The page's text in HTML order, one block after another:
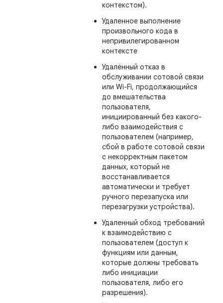
контекстом).
Удаленное выполнение
произвольного кода в
непривилегированном
контексте
Удалённый отказ в
обслуживании сотовой связи
или Wi-Fi, продолжающийся
до вмешательства
пользователя,
инициированный без какого-
либо взаимодействия с
пользователем (например,
сбой в работе сотовой связи
с некорректным пакетом
данных, который не
восстанавливается
автоматически и требует
ручного перезапуска или
перезагрузки устройства).
Удаленный обход требований
к взаимодействию с
пользователем (доступ к
функциям или данным,
которые должны требовать
либо инициации
пользователя, либо его
разрешения).